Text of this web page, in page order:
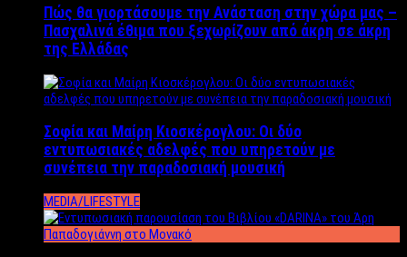
Πώς θα γιορτάσουμε την Ανάσταση στην χώρα μας –
Πασχαλινά έθιμα που ξεχωρίζουν από άκρη σε άκρη
της Ελλάδας
Σοφία και Μαίρη Κιοσκέρογλου: Οι δύο
εντυπωσιακές αδελφές που υπηρετούν με
συνέπεια την παραδοσιακή μουσική
MEDIA/LIFESTYLE